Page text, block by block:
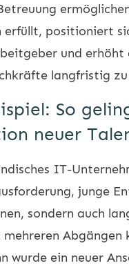
erfüllt, positioniert
und erhöht
langfristig
So
neuer
IT-
junge
sondern auch
Abgängen
wurde ein neuer